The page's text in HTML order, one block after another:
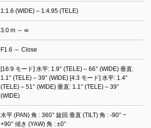
1:1.6 (WIDE) – 1:4.95 (TELE)
3.0 m ～ ∞
F1.6 ～ Close
[16:9 モード] 水平: 1.9° (TELE) – 66° (WIDE) 垂直:
1.1° (TELE) – 39° (WIDE) [4:3 モード] 水平: 1.4°
(TELE) – 51° (WIDE) 垂直: 1.1° (TELE) – 39°
(WIDE)
水平 (PAN) 角 : 360° 旋回 垂直 (TILT) 角 : -90° ~
+90° 傾き (YAW) 角 : ±0°